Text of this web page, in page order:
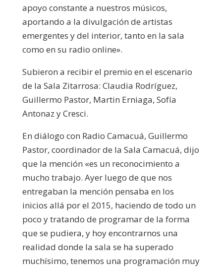
apoyo constante a nuestros músicos,
aportando a la divulgación de artistas
emergentes y del interior, tanto en la sala
como en su radio online».
Subieron a recibir el premio en el escenario
de la Sala Zitarrosa: Claudia Rodríguez,
Guillermo Pastor, Martin Erniaga, Sofía
Antonaz y Cresci.
En diálogo con Radio Camacuá, Guillermo
Pastor, coordinador de la Sala Camacuá, dijo
que la mención «es un reconocimiento a
mucho trabajo. Ayer luego de que nos
entregaban la mención pensaba en los
inicios allá por el 2015, haciendo de todo un
poco y tratando de programar de la forma
que se pudiera, y hoy encontrarnos una
realidad donde la sala se ha superado
muchísimo, tenemos una programación muy